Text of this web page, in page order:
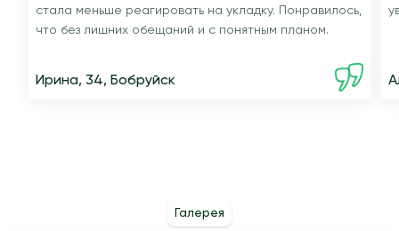
стала меньше реагировать на укладку. Понравилось,
что без лишних обещаний и с понятным планом.
Ирина, 34, Бобруйск
Галерея